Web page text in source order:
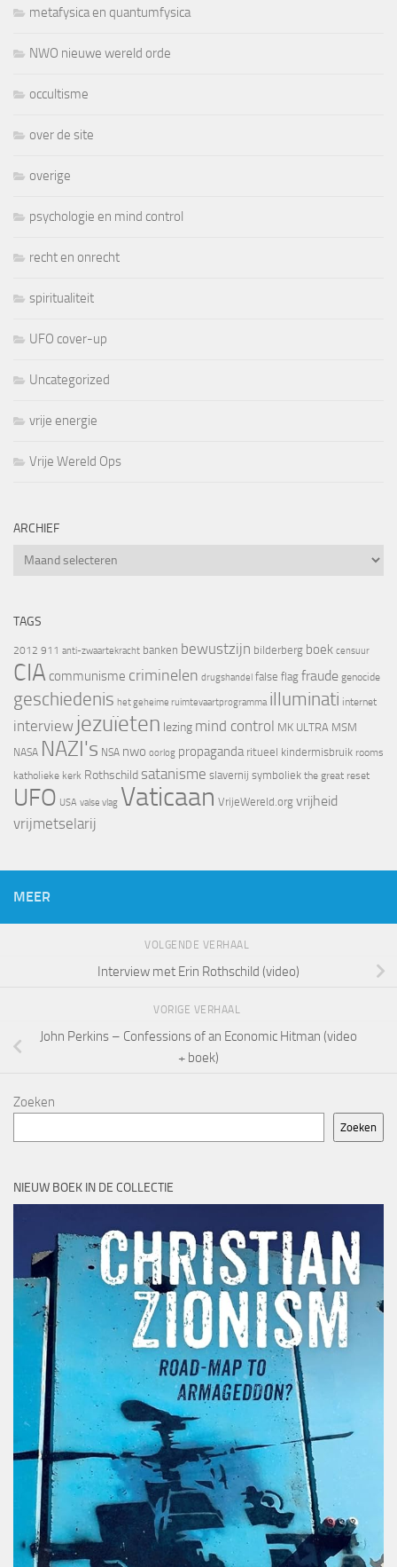
metafysica en quantumfysica
NWO nieuwe wereld orde
occultisme
over de site
overige
psychologie en mind control
recht en onrecht
spiritualiteit
UFO cover-up
Uncategorized
vrije energie
Vrije Wereld Ops
ARCHIEF
Archief
TAGS
2012 911 anti-zwaartekracht banken bewustzijn bilderberg boek censuur
CIA communisme criminelen drugshandel false flag fraude genocide
geschiedenis het geheime ruimtevaartprogramma illuminati internet
interview jezuïeten lezing mind control MK ULTRA MSM
NASA NAZI's NSA nwo oorlog propaganda ritueel kindermisbruik rooms
katholieke kerk Rothschild satanisme slavernij symboliek the great reset
UFO USA valse vlag Vaticaan VrijeWereld.org vrijheid
vrijmetselarij
MEER
VOLGENDE VERHAAL
Interview met Erin Rothschild (video)
VORIGE VERHAAL
John Perkins – Confessions of an Economic Hitman (video
+ boek)
Zoeken
Zoeken
NIEUW BOEK IN DE COLLECTIE